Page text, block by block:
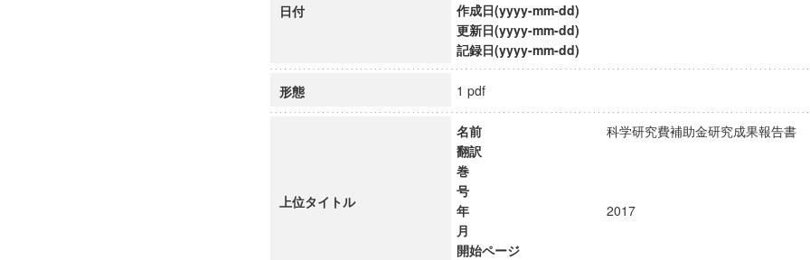
日付
作成日(yyyy-mm-dd)
更新日(yyyy-mm-dd)
記録日(yyyy-mm-dd)
形態 1 pdf
上位タイトル
名前
科学研究費補助金研究成果報告
翻訳
巻
号
年
2017
月
開始ページ